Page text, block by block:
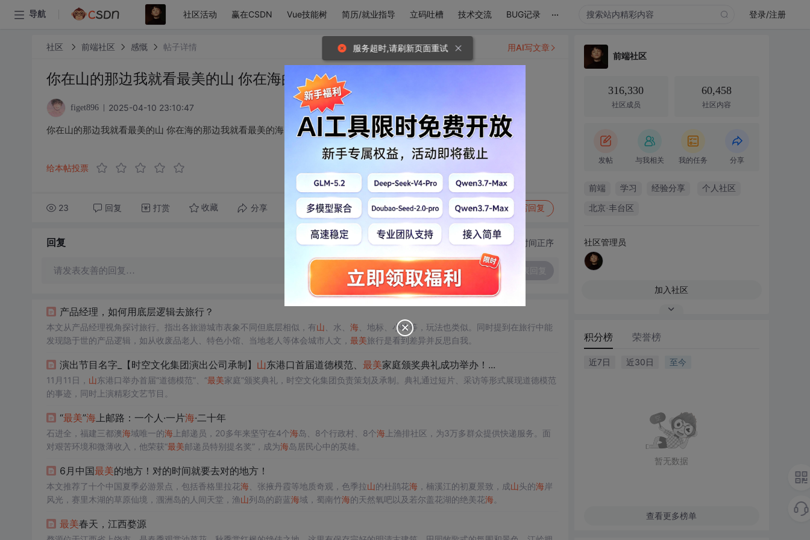
导航 社区活动 赢在CSDN Vue技能树 简历/就业指导 立码吐槽 技术交流 BUG记录 ... 登录/注册
社区 前端社区 感慨 帖子详情
你在山的那边我就看最美的山 你在海的那边我就看最美的海
figet896 2025-04-10 23:10:47
你在山的那边我就看最美的山 你在海的那边我就看最美的海
给本帖投票
23 回复 打赏 收藏 分享 转发到动态 举报 写回复
用AI写文章
回复 切换为时间正序
请发表友善的回复…
产品经理，如何用底层逻辑去旅行？
本文从产品经理视角探讨旅行。指出各旅游城市表象不同但底层相似，有山 、水、 海、地标、小吃等，玩法也类似。同时提到在旅行中能
发现隐于世的产品逻辑，如从收废品老人、特色小馆、当地老人等体会城市人文， 最美旅行是看到差异并反思自我。
演出节目名字_【时空文化集团演出公司承制】 山东港口首届道德模范、 最美家庭颁奖典礼成功举办！...
11月11日， 山东港口举办首届“道德模范”、“最美家庭”颁奖典礼，时空文化集团负责策划及承制。典礼通过短片、采访等形式展现道德模范
的事迹，同时上演精彩文艺节目。
“最美”海上邮路：一个人·一片海·二十年
石进全，福建三都澳海域唯一的海上邮递员，20多年来坚守在4个海岛、8个行政村、8个海上渔排社区，为3万多群众提供快递服务。面
对艰苦环境和微薄收入，他荣获“最美邮递员特别提名奖”，成为海岛居民心中的英雄。
6月中国最美的地方！对的时间就要去对的地方！
本文推荐了十个中国夏季必游景点，包括香格里拉花海、张掖丹霞等地质奇观，色季拉山的杜鹃花海，楠溪江的初夏景致，成山头的海岸
风光，赛里木湖的草原仙境，涠洲岛的人间天堂，渔山列岛的蔚蓝海域，蜀南竹海的天然氧吧以及若尔盖花湖的绝美花海。
最美春天，江西婺源
前端社区
316,330
社区成员
60,458
社区内容
发帖 与我相关 我的任务 分享
前端 学习 经验分享 个人社区
北京·丰台区
社区管理员
加入社区
积分榜 荣誉榜
近7日 近30日 至今
暂无数据
查看更多榜单
服务超时,请刷新页面重试